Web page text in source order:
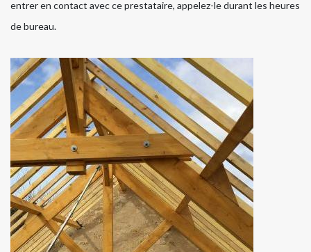
entrer en contact avec ce prestataire, appelez-le durant les heures
de bureau.